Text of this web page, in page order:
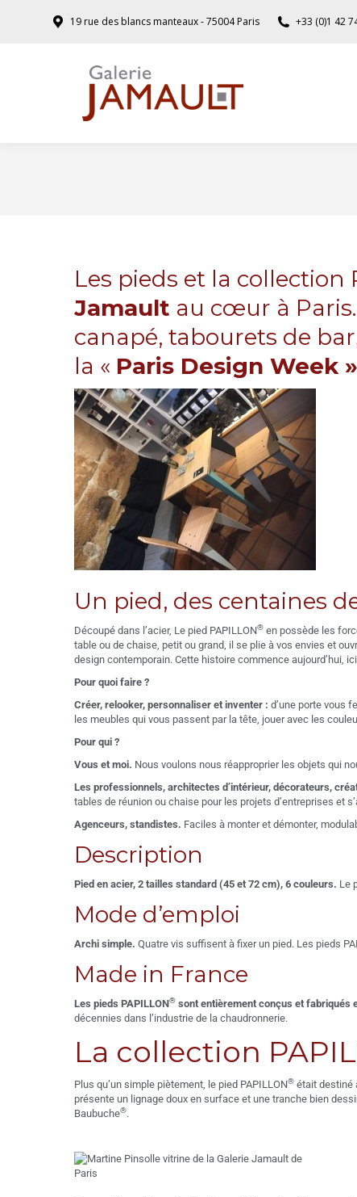
19 rue des blancs manteaux - 75004 Paris +33 (0)1 42
Les pieds et la collection
Jamault au cœur à
canapé, tabourets de
la « Paris Design Week
Un pied, des centaines
Découpé dans l’acier, Le pied PAPILLON® en possède les
table ou de chaise, petit ou grand, il se plie à vos envies et
design contemporain. Cette histoire commence aujourd’hui,
Pour quoi faire ?
Créer, relooker, personnaliser et inventer : d’une porte vous
les meubles qui vous passent par la tête, jouer avec les
Pour qui ?
Vous et moi. Nous voulons nous réapproprier les objets qui
Les professionnels, architectes d’intérieur, décorateurs,
tables de réunion ou chaise pour les projets d’entreprises et
Agenceurs, standistes. Faciles à monter et démonter,
Description
Pied en acier, 2 tailles standard (45 et 72 cm), 6 couleurs. Le
Mode d’emploi
Archi simple. Quatre vis suffisent à fixer un pied. Les pieds
Made in France
Les pieds PAPILLON® sont entièrement conçus et fabriqués
décennies dans l’industrie de la chaudronnerie.
La collection
Plus qu’un simple piètement, le pied PAPILLON® était destiné
présente un lignage doux en surface et une tranche bien
Baubuche®.